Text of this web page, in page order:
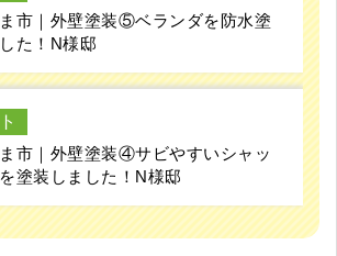
市｜外壁塗装⑤ベランダを防水塗
た！N様邸
市｜外壁塗装④サビやすいシャッ
塗装しました！N様邸